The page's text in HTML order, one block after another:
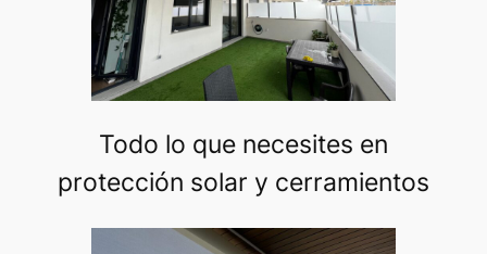
Todo lo que necesites en
protección solar y cerramientos